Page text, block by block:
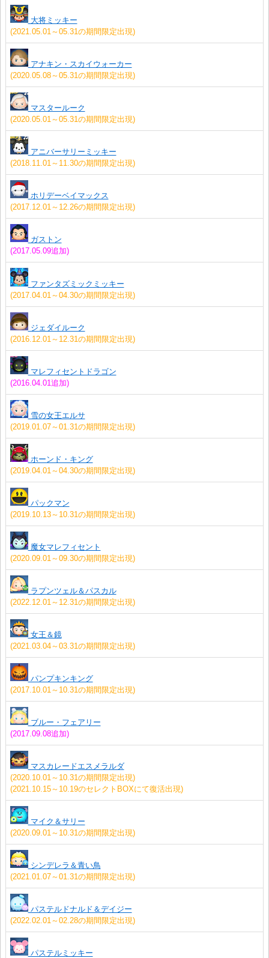
大将ミッキー
(2021.05.01～05.31の期間限定出現)
アナキン・スカイウォーカー
(2020.05.08～05.31の期間限定出現)
マスタールーク
(2020.05.01～05.31の期間限定出現)
アニバーサリーミッキー
(2018.11.01～11.30の期間限定出現)
ホリデーベイマックス
(2017.12.01～12.26の期間限定出現)
ガストン
(2017.05.09追加)
ファンタズミックミッキー
(2017.04.01～04.30の期間限定出現)
ジェダイルーク
(2016.12.01～12.31の期間限定出現)
マレフィセントドラゴン
(2016.04.01追加)
雪の女王エルサ
(2019.01.07～01.31の期間限定出現)
ホーンド・キング
(2019.04.01～04.30の期間限定出現)
パックマン
(2019.10.13～10.31の期間限定出現)
魔女マレフィセント
(2020.09.01～09.30の期間限定出現)
ラプンツェル＆パスカル
(2022.12.01～12.31の期間限定出現)
女王＆鏡
(2021.03.04～03.31の期間限定出現)
パンプキンキング
(2017.10.01～10.31の期間限定出現)
ブルー・フェアリー
(2017.09.08追加)
マスカレードエスメラルダ
(2020.10.01～10.31の期間限定出現)
(2021.10.15～10.19のセレクトBOXにて復活出現)
マイク＆サリー
(2020.09.01～10.31の期間限定出現)
シンデレラ＆青い鳥
(2021.01.07～01.31の期間限定出現)
パステルドナルド＆デイジー
(2022.02.01～02.28の期間限定出現)
パステルミッキー